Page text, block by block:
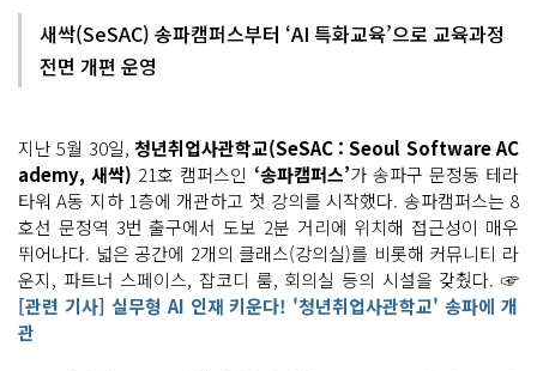
R
L
유
하
크
게
작
게
새싹(SeSAC) 송파캠퍼스부터 ‘AI 특화교육’으로 교육과정
전면 개편 운영
지난 5월 30일, 청년취업사관학교(SeSAC : Seoul Software AC
ademy, 새싹) 21호 캠퍼스인 ‘송파캠퍼스’가 송파구 문정동 테라
타워 A동 지하 1층에 개관하고 첫 강의를 시작했다. 송파캠퍼스는 8
호선 문정역 3번 출구에서 도보 2분 거리에 위치해 접근성이 매우
뛰어나다. 넓은 공간에 2개의 클래스(강의실)를 비롯해 커뮤니티 라
운지, 파트너 스페이스, 잡코디 룸, 회의실 등의 시설을 갖췄다. ☞
[관련 기사] 실무형 AI 인재 키운다! '청년취업사관학교' 송파에 개
관